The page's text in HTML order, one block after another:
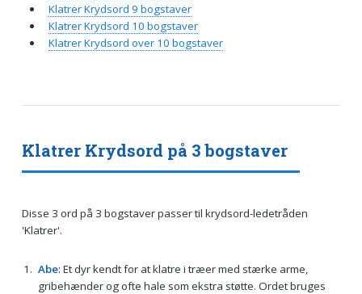
Klatrer Krydsord på 3 bogstaver
Disse 3 ord på 3 bogstaver passer til krydsord-ledetråden
'Klatrer'.
Abe: Et dyr kendt for at klatre i træer med stærke arme,
gribehænder og ofte hale som ekstra støtte. Ordet bruges
Klatrer Krydsord 9 bogstaver
Klatrer Krydsord 10 bogstaver
Klatrer Krydsord over 10 bogstaver